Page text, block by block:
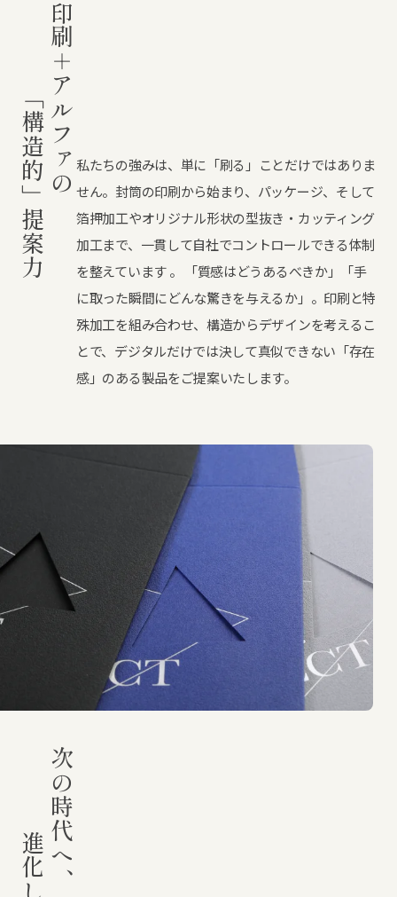
印刷＋アルファの
「構造的」提案力
私たちの強みは、単に「刷る」ことだけではありま
せん。封筒の印刷から始まり、パッケージ、そして
箔押加工やオリジナル形状の型抜き・カッティング
加工まで、一貫して自社でコントロールできる体制
を整えています 。 「質感はどうあるべきか」「手
に取った瞬間にどんな驚きを与えるか」。印刷と特
殊加工を組み合わせ、構造からデザインを考えるこ
とで、デジタルだけでは決して真似できない「存在
感」のある製品をご提案いたします。
次の時代へ、